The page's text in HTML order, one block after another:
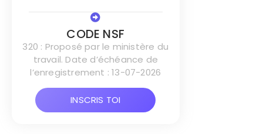
CODE NSF
320 : Proposé par le ministère du
travail. Date d’échéance de
l’enregistrement : 13-07-2026
INSCRIS TOI